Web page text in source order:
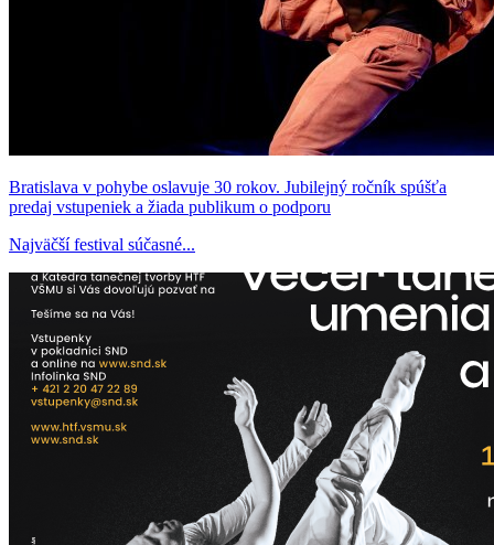
Bratislava v pohybe oslavuje 30 rokov. Jubilejný ročník spúšťa
predaj vstupeniek a žiada publikum o podporu
Najväčší festival súčasné...